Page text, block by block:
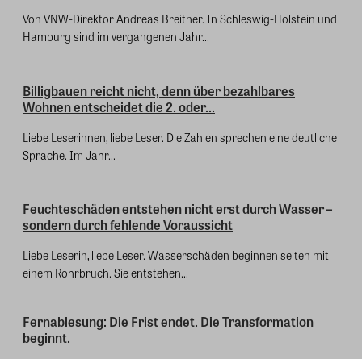
Von VNW-Direktor Andreas Breitner. In Schleswig-Holstein und
Hamburg sind im vergangenen Jahr...
Billigbauen reicht nicht, denn über bezahlbares
Wohnen entscheidet die 2. oder...
Liebe Leserinnen, liebe Leser. Die Zahlen sprechen eine deutliche
Sprache. Im Jahr...
Feuchteschäden entstehen nicht erst durch Wasser –
sondern durch fehlende Voraussicht
Liebe Leserin, liebe Leser. Wasserschäden beginnen selten mit
einem Rohrbruch. Sie entstehen...
Fernablesung: Die Frist endet. Die Transformation
beginnt.